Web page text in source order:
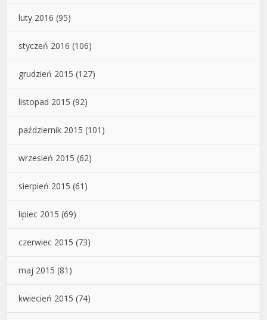
luty 2016 (95)
styczeń 2016 (106)
grudzień 2015 (127)
listopad 2015 (92)
październik 2015 (101)
wrzesień 2015 (62)
sierpień 2015 (61)
lipiec 2015 (69)
czerwiec 2015 (73)
maj 2015 (81)
kwiecień 2015 (74)